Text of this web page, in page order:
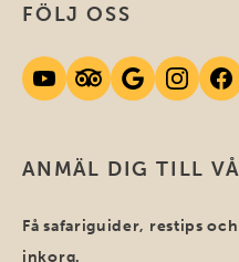
ANMÄL DIG TILL
Få safariguider, restips
inkorg.
FÖLJ OSS